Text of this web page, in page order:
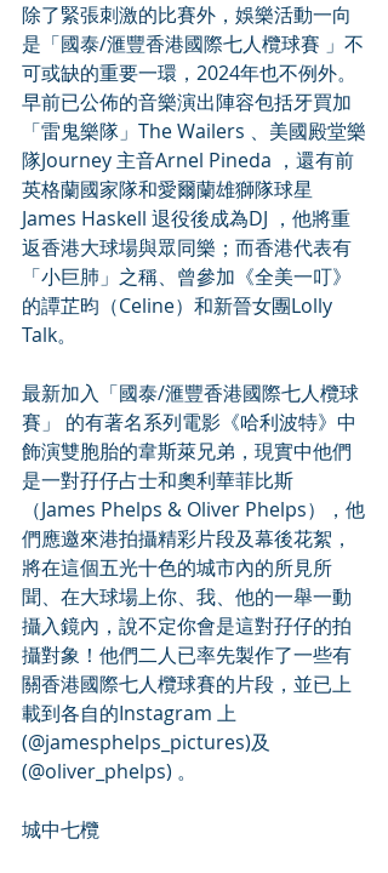
除了緊張刺激的比賽外，娛樂活動一向
是「國泰/滙豐香港國際七人欖球賽 」不
可或缺的重要一環，2024年也不例外。
早前已公佈的音樂演出陣容包括牙買加
「雷鬼樂隊」The Wailers 、美國殿堂樂
隊Journey 主音Arnel Pineda ，還有前
英格蘭國家隊和愛爾蘭雄獅隊球星
James Haskell 退役後成為DJ ，他將重
返香港大球場與眾同樂；而香港代表有
「小巨肺」之稱、曾參加《全美一叮》
的譚芷昀（Celine）和新晉女團Lolly
Talk。
最新加入「國泰/滙豐香港國際七人欖球
賽」 的有著名系列電影《哈利波特》中
飾演雙胞胎的韋斯萊兄弟，現實中他們
是一對孖仔占士和奧利華菲比斯
（James Phelps & Oliver Phelps），他
們應邀來港拍攝精彩片段及幕後花絮，
將在這個五光十色的城市內的所見所
聞、在大球場上你、我、他的一舉一動
攝入鏡內，說不定你會是這對孖仔的拍
攝對象！他們二人已率先製作了一些有
關香港國際七人欖球賽的片段，並已上
載到各自的Instagram 上
(@jamesphelps_pictures)及
(@oliver_phelps) 。
城中七欖